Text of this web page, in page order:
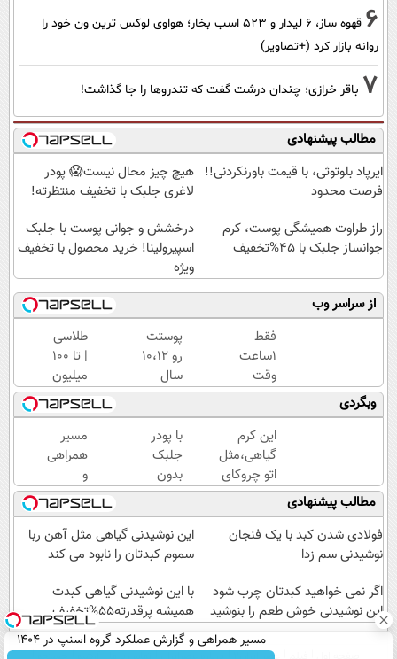
6
قهوه ساز، 6 لیدار و 523 اسب بخار؛ هواوی لوکس ترین ون خود را
روانه بازار کرد (+تصاویر)
7 باقر خرازی؛ چندان درشت گفت که تندروها را جا گذاشت!
مطالب پیشنهادی
ایرپاد بلوتوثی، با قیمت باورنکردنی!!
فرصت محدود
هیچ چیز محال نیست😱 پودر
لاغری جلبک با تخفیف منتظرته!
راز طراوت همیشگی پوست، کرم
جوانساز جلبک با 45%تخفیف
درخشش و جوانی پوست با جلبک
اسپیرولینا! خرید محصول با تخفیف
ویژه
از سراسر وب
فقط
1ساعت
وقت
داری
کرم
جوانساز
جلبک
رو
با40%تخفیف
بخری!
پوستت
رو 10،12
سال
جوان
کن
(تخفیف
تا
امشب)
طلاسی
| تا 100
میلیون
وام
آنی
خرید
طلا💰
ثبت
نام
کن!
وبگردی
این کرم
گیاهی،مثل
اتو چروکای
پوستتوصاف
میکنه!50%تخفیف
با پودر
جلبک
بدون
جراحی
لاغر
شو!
مسیر
همراهی
و
گزارش
عملکرد
گروه
اسنپ
۱۴۰۴
مطالب پیشنهادی
فولادی شدن کبد با یک فنجان
نوشیدنی سم زدا
این نوشیدنی گیاهی مثل آهن ربا
سموم کبدتان را نابود می کند
اگر نمی خواهید کبدتان چرب شود
این نوشیدنی خوش طعم را بنوشید
با این نوشیدنی گیاهی کبدت
همیشه پرقدرته55%تخفیف
مسیر همراهی و گزارش عملکرد گروه اسنپ در ۱۴۰۴